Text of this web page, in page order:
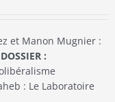
et Manon Mugnier :
DOSSIER :
: Le Laboratoire